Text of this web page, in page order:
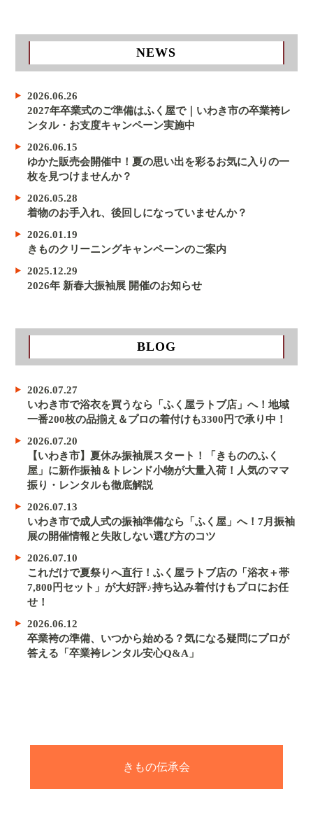
NEWS
2026.06.26
2027年卒業式のご準備はふく屋で｜いわき市の卒業袴レ
ンタル・お支度キャンペーン実施中
2026.06.15
ゆかた販売会開催中！夏の思い出を彩るお気に入りの一
枚を見つけませんか？
2026.05.28
着物のお手入れ、後回しになっていませんか？
2026.01.19
きものクリーニングキャンペーンのご案内
2025.12.29
2026年 新春大振袖展 開催のお知らせ
BLOG
2026.07.27
いわき市で浴衣を買うなら「ふく屋ラトブ店」へ！地域
一番200枚の品揃え＆プロの着付けも3300円で承り中！
2026.07.20
【いわき市】夏休み振袖展スタート！「きもののふく
屋」に新作振袖＆トレンド小物が大量入荷！人気のママ
振り・レンタルも徹底解説
2026.07.13
いわき市で成人式の振袖準備なら「ふく屋」へ！7月振袖
展の開催情報と失敗しない選び方のコツ
2026.07.10
これだけで夏祭りへ直行！ふく屋ラトブ店の「浴衣＋帯
7,800円セット」が大好評♪持ち込み着付けもプロにお任
せ！
2026.06.12
卒業袴の準備、いつから始める？気になる疑問にプロが
答える「卒業袴レンタル安心Q&A」
きもの伝承会